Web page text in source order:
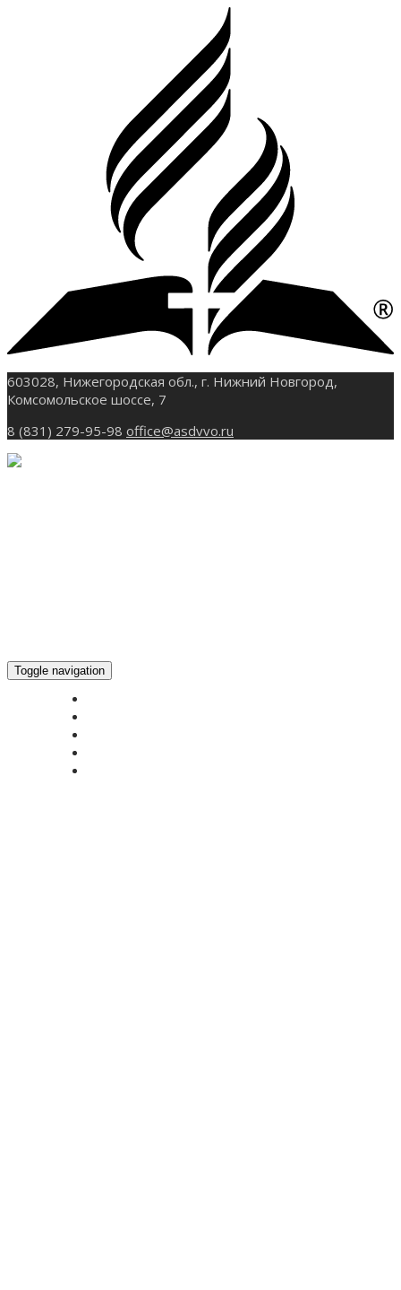
603028, Нижегородская обл., г. Нижний Новгород,
Комсомольское шоссе, 7
8 (831) 279-95-98 office@asdvvo.ru
Toggle navigation